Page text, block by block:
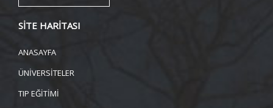
SİTE HARİTASI
ANASAYFA
ÜNİVERSİTELER
TIP EĞİTİMİ